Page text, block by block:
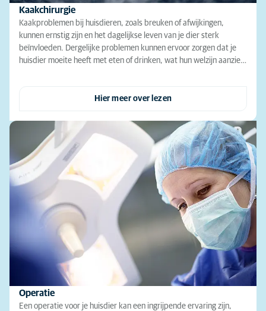
Kaakchirurgie
Kaakproblemen bij huisdieren, zoals breuken of afwijkingen,
kunnen ernstig zijn en het dagelijkse leven van je dier sterk
beïnvloeden. Dergelijke problemen kunnen ervoor zorgen dat je
huisdier moeite heeft met eten of drinken, wat hun welzijn aanzie…
Hier meer over lezen
Operatie
Een operatie voor je huisdier kan een ingrijpende ervaring zijn,